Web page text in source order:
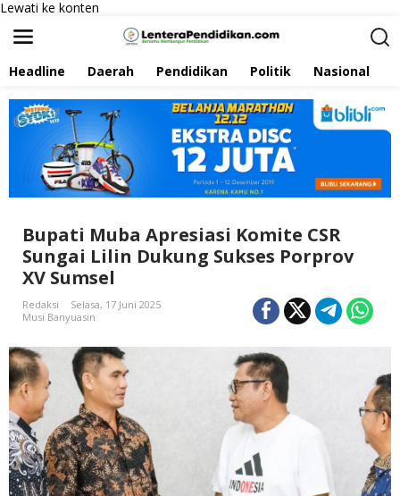
Lewati ke konten
Headline Daerah Pendidikan Politik Nasional
Bupati Muba Apresiasi Komite CSR
Sungai Lilin Dukung Sukses Porprov
XV Sumsel
Redaksi
Selasa, 17 Juni 2025
Musi Banyuasin